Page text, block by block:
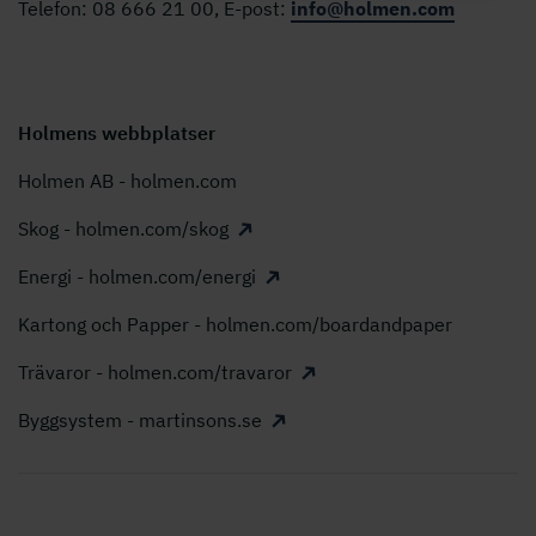
Telefon: 08 666 21 00, E-post: info@holmen.com
Holmens webbplatser
Holmen AB - holmen.com
Skog - holmen.com/skog
Energi - holmen.com/energi
Kartong och Papper - holmen.com/boardandpaper
Trävaror - holmen.com/travaror
Byggsystem - martinsons.se